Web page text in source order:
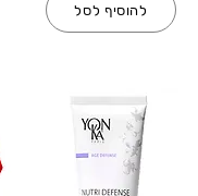
להוסיף לסל